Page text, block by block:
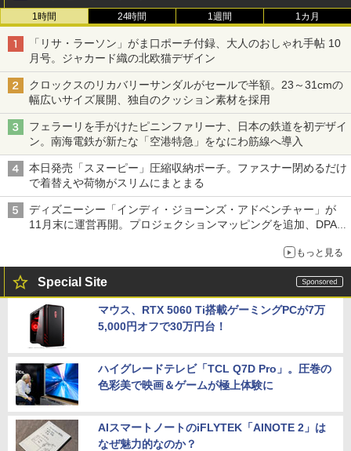
1時間 24時間 1週間 1カ月
「リサ・ラーソン」がま口ポーチ付録、大人のおしゃれ手帖 10
月号。ジャカード織の北欧猫デザイン
クロックスのリカバリーサンダルがセールで半額。23～31cmの
幅広いサイズ展開、独自のクッション素材を採用
フェラーリを手がけたピニンファリーナ、日本の鉄道を初デザイ
ン。南海電鉄が新たな「空港特急」をなにわ筋線へ導入
本日発売「スヌーピー」圧縮収納ポーチ。ファスナー閉めるだけ
で着替えや荷物がスリムにまとまる
ディズニーシー「インディ・ジョーンズ・アドベンチャー」が
11月末に運営再開。プロジェクションマッピングを追加、DPA
もっと見る
Special Site
マウス、RTX 5060 Ti搭載ゲーミングPCが7万
5,000円オフで30万円台！
ハイグレードテレビ「TCL Q7D Pro」。圧巻の
色彩美で映画＆ゲームが極上体験に
AIスマートノートのiFLYTEK「AINOTE 2」は
なぜ魅力的なのか？